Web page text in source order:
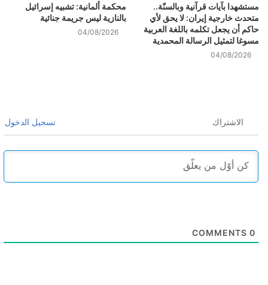
مستشهدا بآيات قرآنية وبالسنّة..
متحدث خارجية إيران: لا يحق لأي
حاكم أن يجعل تكلمه باللغة العربية
مسوغا لتمثيل الرسالة المحمدية
04/08/2026
محكمة ألمانية: تشبيه إسرائيل
بالنازية ليس جريمة جنائية
04/08/2026
الاشتراك تسجيل الدخول
0